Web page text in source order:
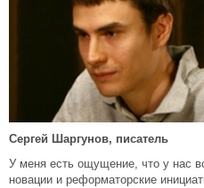
Сергей Шаргунов, писатель
У меня есть ощущение, что у нас
новации и реформаторские